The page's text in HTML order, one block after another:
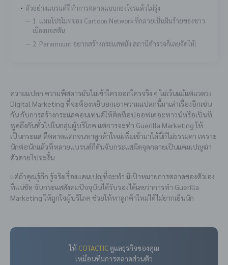
ตัวอย่างแบรนด์ที่ทำการตลาดแบบกองโจรแล้วไม่รุ่ง
1. แผนโปรโมทของ Cartoon Network ที่กลายเป็นฝันร้ายของชาว
เมืองบอสตัน
2. Paramount อยากสร้างกระแสหนัง สถานีตำรวจก็เลยจัดให้!
ความแปลก ความพิสดารมันไม่เข้าใครออกใครจริง ๆ ไม่เว้นแม้แต่แวดวง
Digital Marketing ที่จะต้องหยิบยกเอาความแปลกนี้มาเล่าเรื่องอีกเช่น
กัน กับการสร้างกระแสคอนเทนต์ให้ติดท็อปออฟเดอะทาวน์หรือเป็นที่
พูดถึงกันทั่วไปในกลุ่มผู้บริโภค แต่การจะทำ Guerilla Marketing ให้
เป็นกระแส ตีตลาดแตกจนหาลูกค้าใหม่เพิ่มเข้ามาได้นี่ก็ไม่ธรรมดา เพราะ
นักต่อนักแล้วที่หลายแบรนด์ก็ดันจับกระแสผิดจุดกลายเป็นแคมเปญฆ่า
ตัวตายไปซะงั้น
แต่ถ้าคุณรู้ลึก รู้จริงเรื่องแคมเปญที่จะทำ มีเป้าหมายการตลาดของตัวเอง
ที่แน่ชัด จับกระแสสังคมปัจจุบันได้รับรองได้เลยว่าการทำ Guerilla
Marketing ให้ถูกใจผู้บริโภค ช่วยให้หาลูกค้าใหม่ได้ไม่ยากเย็นนัก
ให้ COTACTICดูแลธุรกิจของคุณ
เหมือนทีมการตลาดส่วนตัว